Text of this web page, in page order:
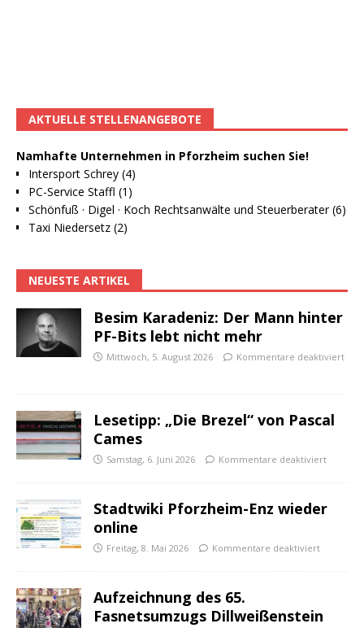
AKTUELLE STELLENANGEBOTE
Namhafte Unternehmen in Pforzheim suchen Sie!
Intersport Schrey (4)
PC-Service Staffl (1)
Schönfuß · Digel · Koch Rechtsanwälte und Steuerberater (6)
Taxi Niedersetz (2)
NEUESTE ARTIKEL
Besim Karadeniz: Der Mann hinter
PF-Bits lebt nicht mehr
Mittwoch, 5. August 2026 Kommentare deaktiviert
Lesetipp: „Die Brezel“ von Pascal
Cames
Samstag, 6. Juni 2026 Kommentare deaktiviert
Stadtwiki Pforzheim-Enz wieder
online
Freitag, 8. Mai 2026 Kommentare deaktiviert
Aufzeichnung des 65.
Fasnetsumzugs Dillweißenstein